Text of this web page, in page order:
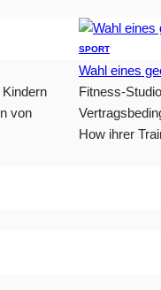
von
SPORT
Wahl eines
Fitness-
How ihrer